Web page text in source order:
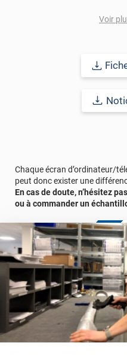
offre une excellente
Pour préserver son éclat, un
doux au pH neutresuffit.
(non bouillante) pour un
Avant de faire votre choix,
grâce à un échantillon gratuit
rendu authentique.
Référence : BOIS12052
Voir
Chaque écran d’ordinateur/
peut donc exister une
En cas de doute, n’hésitez
ou à commander un